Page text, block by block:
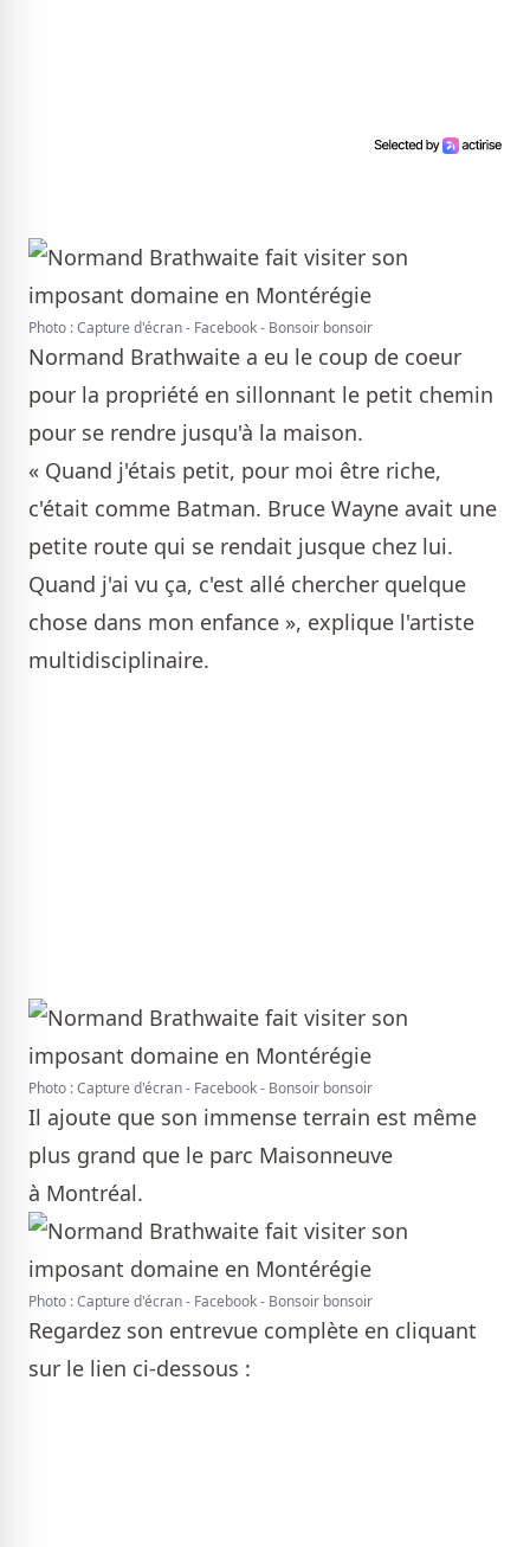
Photo : Capture d'écran - Facebook - Bonsoir bonsoir
Normand Brathwaite a eu le coup de coeur
pour la propriété en sillonnant le petit chemin
pour se rendre jusqu'à la maison.
« Quand j'étais petit, pour moi être riche,
c'était comme Batman. Bruce Wayne avait une
petite route qui se rendait jusque chez lui.
Quand j'ai vu ça, c'est allé chercher quelque
chose dans mon enfance », explique l'artiste
multidisciplinaire.
Photo : Capture d'écran - Facebook - Bonsoir bonsoir
Il ajoute que son immense terrain est même
plus grand que le parc Maisonneuve
à Montréal.
Photo : Capture d'écran - Facebook - Bonsoir bonsoir
Regardez son entrevue complète en cliquant
sur le lien ci-dessous :